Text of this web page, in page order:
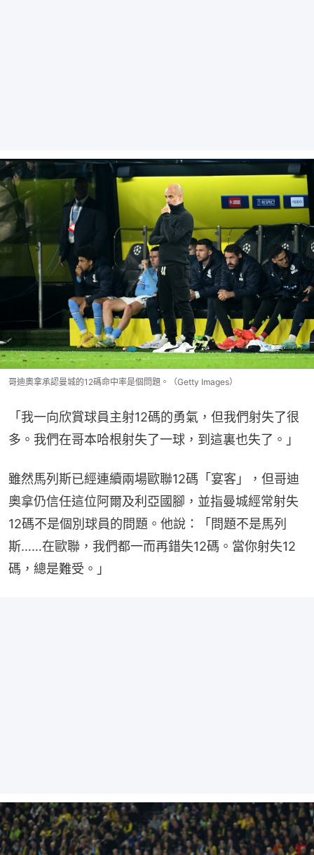
哥迪奧拿承認曼城的12碼命中率是個問題。（Getty Images）
「我一向欣賞球員主射12碼的勇氣，但我們射失了很
多。我們在哥本哈根射失了一球，到這裏也失了。」
雖然馬列斯已經連續兩場歐聯12碼「宴客」，但哥迪
奧拿仍信任這位阿爾及利亞國腳，並指曼城經常射失
12碼不是個別球員的問題。他說：「問題不是馬列
斯……在歐聯，我們都一而再錯失12碼。當你射失12
碼，總是難受。」